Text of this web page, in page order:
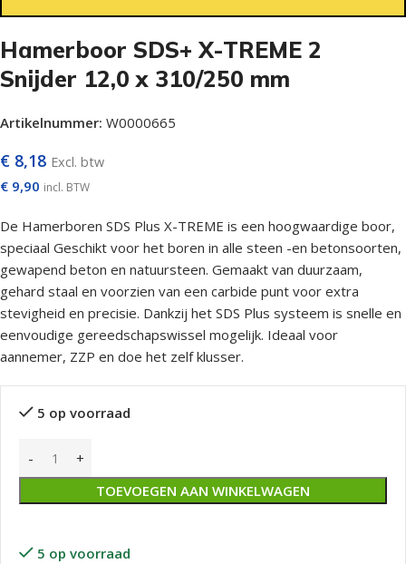
Hamerboor SDS+ X-TREME 2
Snijder 12,0 x 310/250 mm
Artikelnummer: W0000665
€ 8,18 Excl. btw
€ 9,90 incl. BTW
De Hamerboren SDS Plus X-TREME is een hoogwaardige boor,
speciaal Geschikt voor het boren in alle steen -en betonsoorten,
gewapend beton en natuursteen. Gemaakt van duurzaam,
gehard staal en voorzien van een carbide punt voor extra
stevigheid en precisie. Dankzij het SDS Plus systeem is snelle en
eenvoudige gereedschapswissel mogelijk. Ideaal voor
aannemer, ZZP en doe het zelf klusser.
5 op voorraad
TOEVOEGEN AAN WINKELWAGEN
5 op voorraad